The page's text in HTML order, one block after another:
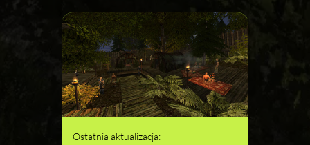
Ostatnia aktualizacja: